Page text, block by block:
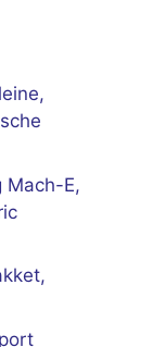
Mach-E,